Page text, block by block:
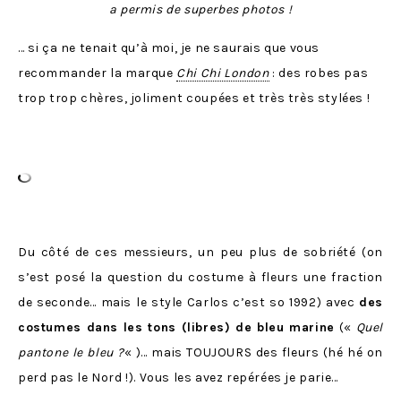
a permis de superbes photos !
… si ça ne tenait qu’à moi, je ne saurais que vous
recommander la marque Chi Chi London: des robes pas
trop trop chères, joliment coupées et très très stylées !
Du côté de ces messieurs, un peu plus de sobriété (on
s’est posé la question du costume à fleurs une fraction
de seconde… mais le style Carlos c’est so 1992) avec des
costumes dans les tons (libres) de bleu marine (« Quel
pantone le bleu ?« )… mais TOUJOURS des fleurs (hé hé on
perd pas le Nord !). Vous les avez repérées je parie…